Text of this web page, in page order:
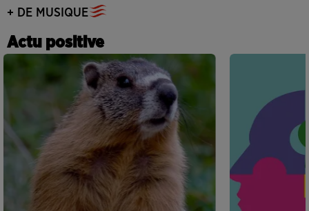
+ DE MUSIQUE
Actu positive